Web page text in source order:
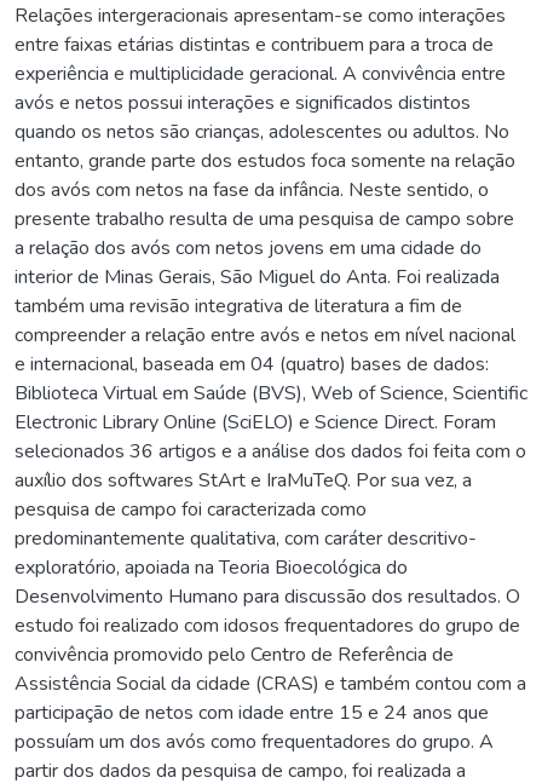
Relações intergeracionais apresentam-se como interações
entre faixas etárias distintas e contribuem para a troca de
experiência e multiplicidade geracional. A convivência entre
avós e netos possui interações e significados distintos
quando os netos são crianças, adolescentes ou adultos. No
entanto, grande parte dos estudos foca somente na relação
dos avós com netos na fase da infância. Neste sentido, o
presente trabalho resulta de uma pesquisa de campo sobre
a relação dos avós com netos jovens em uma cidade do
interior de Minas Gerais, São Miguel do Anta. Foi realizada
também uma revisão integrativa de literatura a fim de
compreender a relação entre avós e netos em nível nacional
e internacional, baseada em 04 (quatro) bases de dados:
Biblioteca Virtual em Saúde (BVS), Web of Science, Scientific
Electronic Library Online (SciELO) e Science Direct. Foram
selecionados 36 artigos e a análise dos dados foi feita com o
auxílio dos softwares StArt e IraMuTeQ. Por sua vez, a
pesquisa de campo foi caracterizada como
predominantemente qualitativa, com caráter descritivo-
exploratório, apoiada na Teoria Bioecológica do
Desenvolvimento Humano para discussão dos resultados. O
estudo foi realizado com idosos frequentadores do grupo de
convivência promovido pelo Centro de Referência de
Assistência Social da cidade (CRAS) e também contou com a
participação de netos com idade entre 15 e 24 anos que
possuíam um dos avós como frequentadores do grupo. A
partir dos dados da pesquisa de campo, foi realizada a